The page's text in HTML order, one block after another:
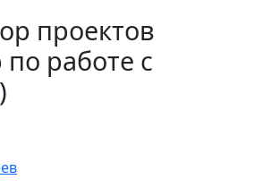
проектов
работе с